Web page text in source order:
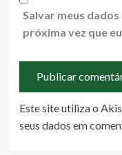
Salvar meus
próxima vez que
Este site utiliza o
seus dados em